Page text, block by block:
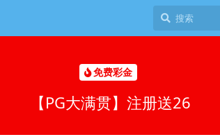
免费彩金
【PG大满贯】注册送26